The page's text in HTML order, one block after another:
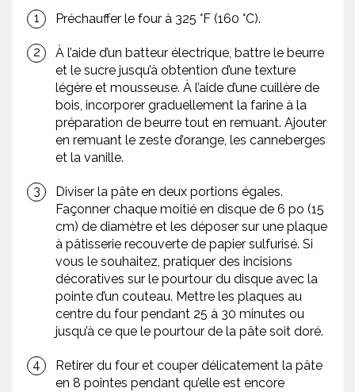
Préchauffer le four à 325 °F (160 °C).
À l’aide d’un batteur électrique, battre le beurre
et le sucre jusqu’à obtention d’une texture
légère et mousseuse. À l’aide d’une cuillère de
bois, incorporer graduellement la farine à la
préparation de beurre tout en remuant. Ajouter
en remuant le zeste d’orange, les canneberges
et la vanille.
Diviser la pâte en deux portions égales.
Façonner chaque moitié en disque de 6 po (15
cm) de diamètre et les déposer sur une plaque
à pâtisserie recouverte de papier sulfurisé. Si
vous le souhaitez, pratiquer des incisions
décoratives sur le pourtour du disque avec la
pointe d’un couteau. Mettre les plaques au
centre du four pendant 25 à 30 minutes ou
jusqu’à ce que le pourtour de la pâte soit doré.
Retirer du four et couper délicatement la pâte
en 8 pointes pendant qu’elle est encore